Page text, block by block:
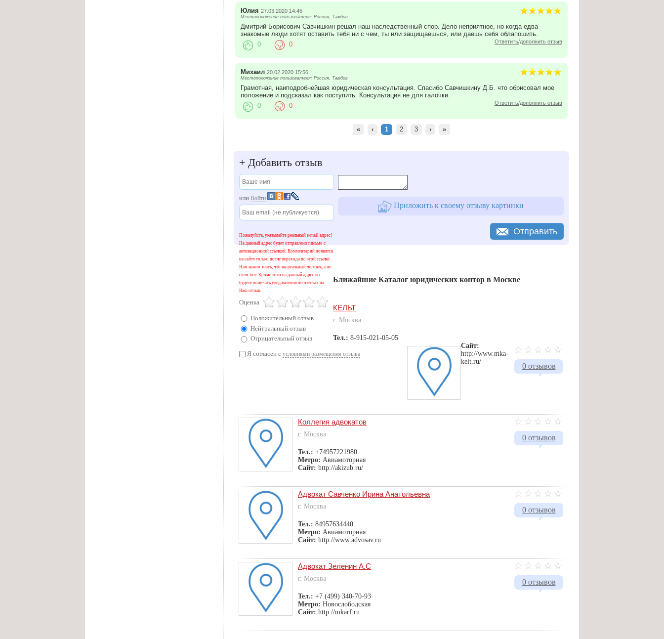
Юлия 27.03.2020 14:45
Местоположение пользователя: Россия, Тамбов
Дмитрий Борисович Савчишкин решал наш наследственный спор. Дело неприятное, но когда едва
знакомые люди хотят оставить тебя ни с чем, ты или защищаешься, или даешь себя облапошить.
Ответить/дополнить отзыв
0 0
Михаил 20.02.2020 15:56
Местоположение пользователя: Россия, Тамбов
Грамотная, наиподробнейшая юридическая консультация. Спасибо Савчишкину Д.Б. что обрисовал мое
положение и подсказал как поступить. Консультация не для галочки.
Ответить/дополнить отзыв
0 0
« ‹ 1 2 3 › »
+ Добавить отзыв
или Войти
Пожалуйста, указывайте реальный e-mail адрес!
На данный адрес будет отправлено письмо с
активационной ссылкой. Комментарий появится
на сайте только после перехода по этой ссылке.
Нам важно знать, что вы реальный человек, а не
спам-бот. Кроме того на данный адрес вы
будете получать уведомления об ответах на
Ваш отзыв.
Оценка
Положительный отзыв
Нейтральный отзыв
Отрицательный отзыв
Приложить к своему отзыву картинки
Я согласен с условиями размещения отзыва
Отправить
Ближайшие Каталог юридических контор в Москве
0 отзывов
КЕЛЬТ
г. Москва
Тел.: 8-915-021-05-05
Сайт:
http://www.mka-
kelt.ru/
0 отзывов
Коллегия адвокатов
г. Москва
Тел.: +74957221980
Метро: Авиамоторная
Сайт: http://akizub.ru/
0 отзывов
Адвокат Савченко Ирина Анатольевна
г. Москва
Тел.: 84957634440
Метро: Авиамоторная
Сайт: http://www.advosav.ru
0 отзывов
Адвокат Зеленин А.С
г. Москва
Тел.: +7 (499) 340-70-93
Метро: Новослободская
Сайт: http://mkarf.ru